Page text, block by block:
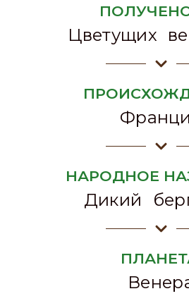
Цветущих
НАРОДНОЕ
Дикий